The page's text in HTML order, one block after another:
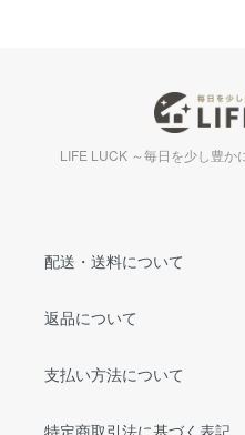
LIFE LUCK ～毎日を少し豊か
配送・送料について
返品について
支払い方法について